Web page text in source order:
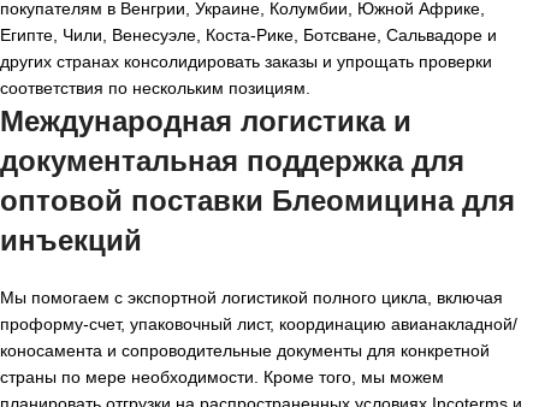
покупателям в Венгрии, Украине, Колумбии, Южной Африке,
Египте, Чили, Венесуэле, Коста-Рике, Ботсване, Сальвадоре и
других странах консолидировать заказы и упрощать проверки
соответствия по нескольким позициям.
Международная логистика и
документальная поддержка для
оптовой поставки Блеомицина для
инъекций
Мы помогаем с экспортной логистикой полного цикла, включая
проформу-счет, упаковочный лист, координацию авианакладной/
коносамента и сопроводительные документы для конкретной
страны по мере необходимости. Кроме того, мы можем
планировать отгрузки на распространенных условиях Incoterms и